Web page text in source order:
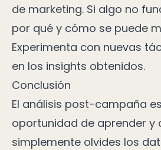
de marketing. Si algo no
por qué y cómo se puede
Experimenta con nuevas
en los insights obtenidos.
Conclusión
El análisis post-campaña
oportunidad de aprender y
simplemente olvides los